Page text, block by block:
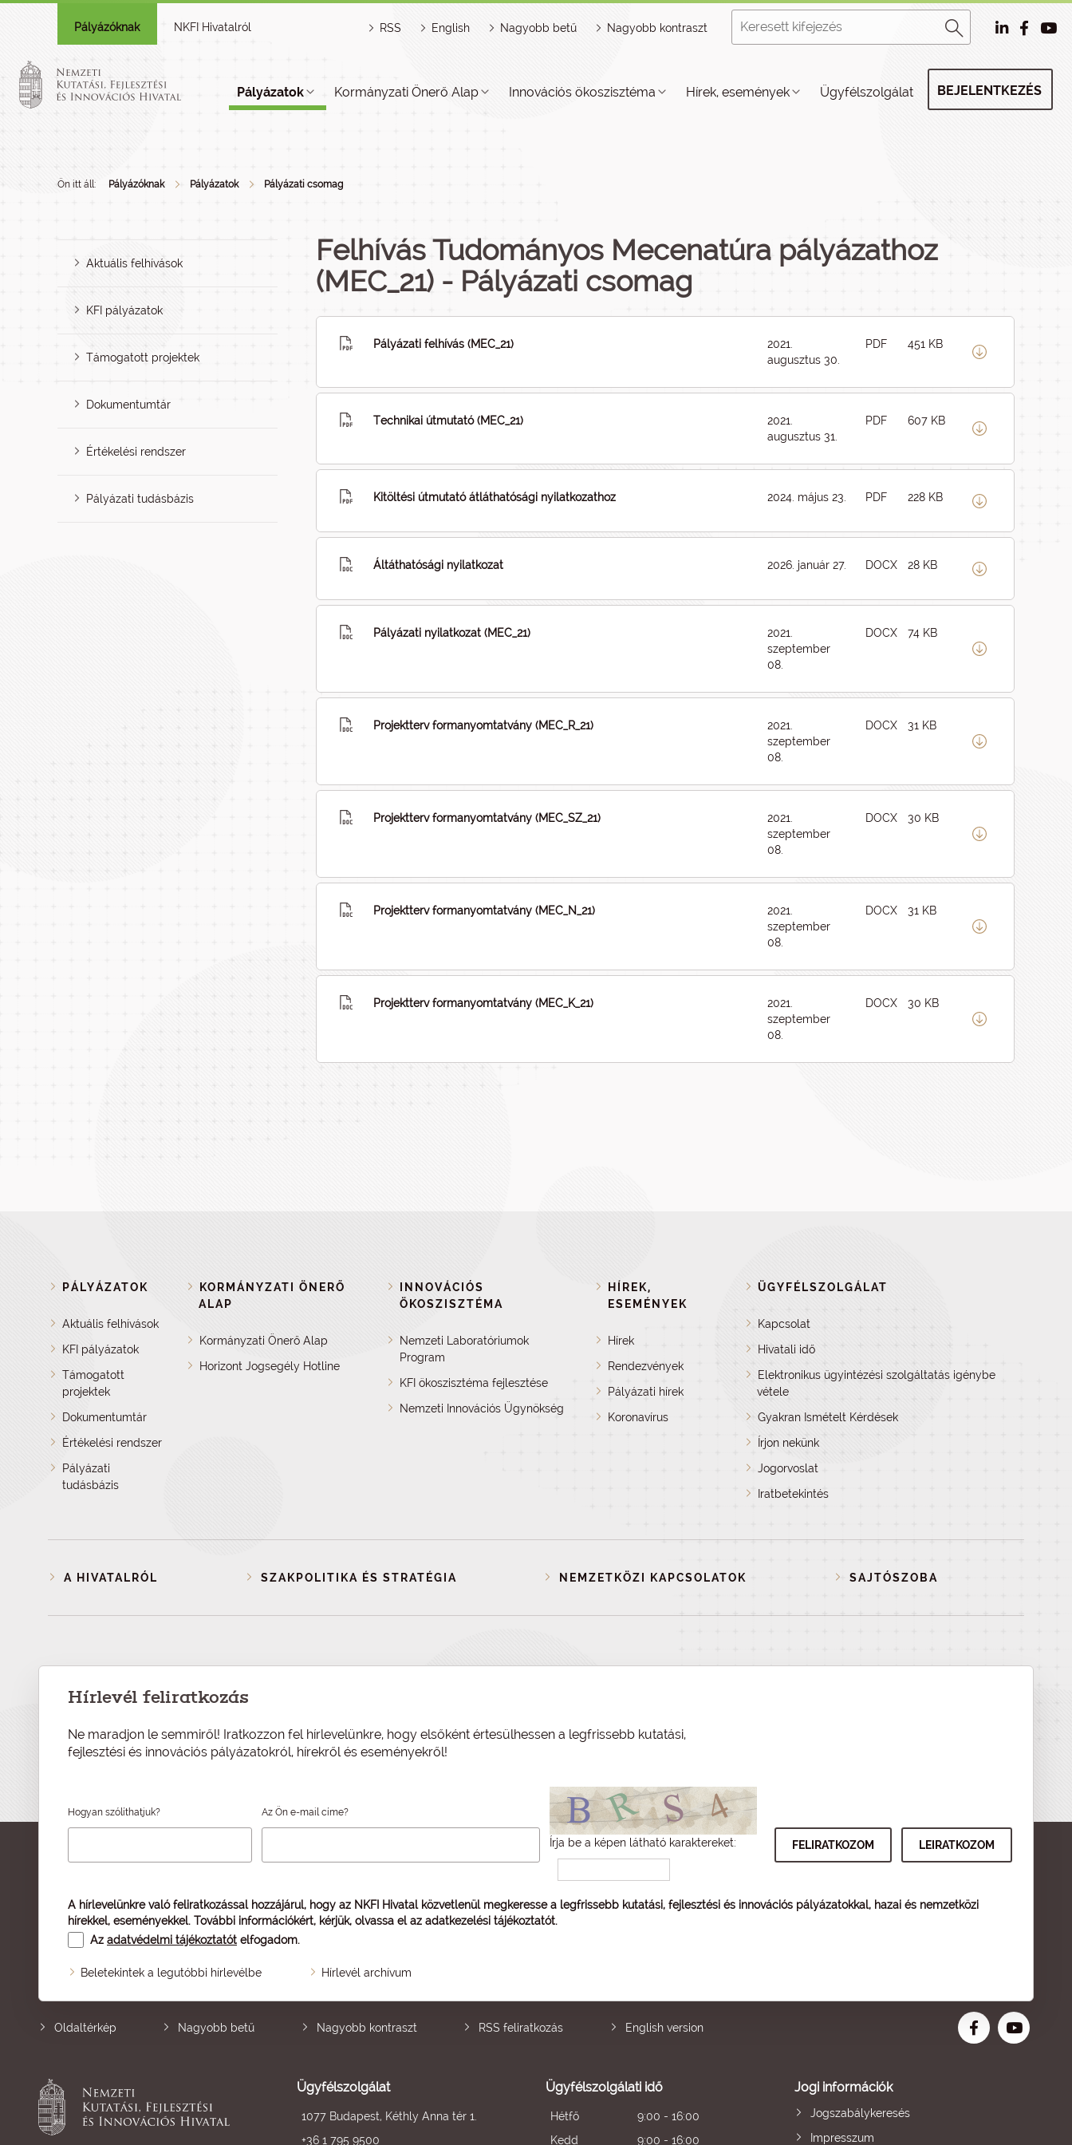
Pályázóknak NKFI Hivatalról RSS English Nagyobb betű Nagyobb kontraszt
Pályázatok Kormányzati Önerő Alap Innovációs ökoszisztéma Hírek, események Ügyfélszolgálat BEJELENTKEZÉS
Ön itt áll: Pályázóknak Pályázatok Pályázati csomag
Aktuális felhívások
KFI pályázatok
Támogatott projektek
Dokumentumtár
Értékelési rendszer
Pályázati tudásbázis
Felhívás Tudományos Mecenatúra pályázathoz
(MEC_21) - Pályázati csomag
Pályázati felhívás (MEC_21)
2021.
augusztus 30.
PDF 451 KB
Technikai útmutató (MEC_21)
2021.
augusztus 31.
PDF 607 KB
Kitöltési útmutató átláthatósági nyilatkozathoz 2024. május 23. PDF 228 KB
Áltáthatósági nyilatkozat 2026. január 27. DOCX 28 KB
Pályázati nyilatkozat (MEC_21)
2021.
szeptember
08.
DOCX 74 KB
Projektterv formanyomtatvány (MEC_R_21)
2021.
szeptember
08.
DOCX 31 KB
Projektterv formanyomtatvány (MEC_SZ_21)
2021.
szeptember
08.
DOCX 30 KB
Projektterv formanyomtatvány (MEC_N_21)
2021.
szeptember
08.
DOCX 31 KB
Projektterv formanyomtatvány (MEC_K_21)
2021.
szeptember
08.
DOCX 30 KB
PÁLYÁZATOK
Aktuális felhívások
KFI pályázatok
Támogatott
projektek
Dokumentumtár
Értékelési rendszer
Pályázati
tudásbázis
KORMÁNYZATI ÖNERŐ
ALAP
Kormányzati Önerő Alap
Horizont Jogsegély Hotline
INNOVÁCIÓS
ÖKOSZISZTÉMA
Nemzeti Laboratóriumok
Program
KFI ökoszisztéma fejlesztése
Nemzeti Innovációs Ügynökség
HÍREK,
ESEMÉNYEK
Hírek
Rendezvények
Pályázati hírek
Koronavírus
ÜGYFÉLSZOLGÁLAT
Kapcsolat
Hivatali idő
Elektronikus ügyintézési szolgáltatás igénybe
vétele
Gyakran Ismételt Kérdések
Írjon nekünk
Jogorvoslat
Iratbetekintés
A HIVATALRÓL SZAKPOLITIKA ÉS STRATÉGIA NEMZETKÖZI KAPCSOLATOK SAJTÓSZOBA
Hírlevél feliratkozás
Ne maradjon le semmiről! Iratkozzon fel hírlevelünkre, hogy elsőként értesülhessen a legfrissebb kutatási,
fejlesztési és innovációs pályázatokról, hírekről és eseményekről!
Hogyan szólíthatjuk? Az Ön e-mail címe?
Írja be a képen látható karaktereket:
A hírlevelünkre való feliratkozással hozzájárul, hogy az NKFI Hivatal közvetlenül megkeresse a legfrissebb kutatási, fejlesztési és innovációs pályázatokkal, hazai és nemzetközi
hírekkel, eseményekkel. További információkért, kérjük, olvassa el az adatkezelési tájékoztatót.
Az adatvédelmi tájékoztatót elfogadom.
Beletekintek a legutóbbi hírlevélbe Hírlevél archívum
Oldaltérkép Nagyobb betű Nagyobb kontraszt RSS feliratkozás English version
Ügyfélszolgálat
1077 Budapest, Kéthly Anna tér 1.
+36 1 795 9500
Ügyfélszolgálati idő
Hétfő
9:00 - 16:00
Kedd
9:00 - 16:00
Jogi információk
Jogszabálykeresés
Impresszum